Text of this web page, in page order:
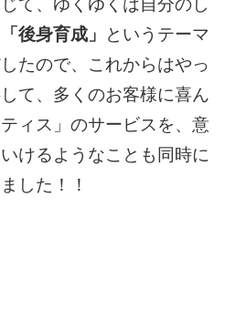
て、ゆくゆくは自分のし
「後身育成」
というテーマ
たので、これからはやっ
て、多くのお客様に喜ん
ィス」のサービスを、意
けるようなことも同時に
した！！